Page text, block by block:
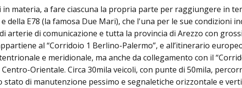
materia, a fare ciascuna la propria parte per raggiungere in
E78 (la famosa Due Mari), che l'una per le sue condizioni
di comunicazione e tutta la provincia di Arezzo con
al “Corridoio 1 Berlino-Palermo”, e all’itinerario
e meridionale, ma anche da collegamento con il
Orientale. Circa 30mila veicoli, con punte di 50mila,
di manutenzione pessimo e segnaletiche orizzontale e